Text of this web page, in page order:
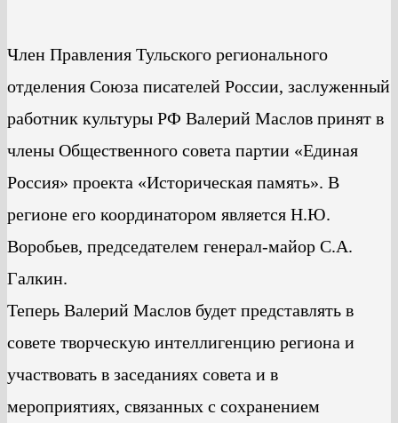
Член Правления Тульского регионального
отделения Союза писателей России, заслуженный
работник культуры РФ Валерий Маслов принят в
члены Общественного совета партии «Единая
Россия» проекта «Историческая память». В
регионе его координатором является Н.Ю.
Воробьев, председателем генерал-майор С.А.
Галкин.
Теперь Валерий Маслов будет представлять в
совете творческую интеллигенцию региона и
участвовать в заседаниях совета и в
мероприятиях, связанных с сохранением